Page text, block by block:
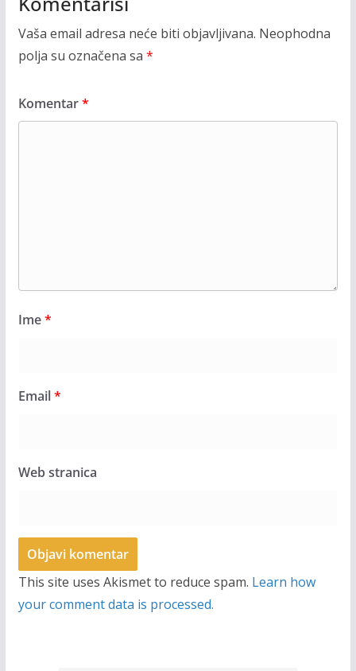
Vaša email adresa neće biti objavljivana. Neophodna
polja su označena sa *
Komentar*
Ime*
Email*
Web stranica
This site uses Akismet to reduce spam. Learn how
your comment data is processed.